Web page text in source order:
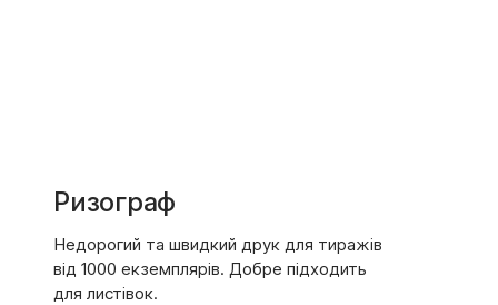
Ризограф
Недорогий та швидкий друк для тиражів
від 1000 екземплярів. Добре підходить
для листівок.